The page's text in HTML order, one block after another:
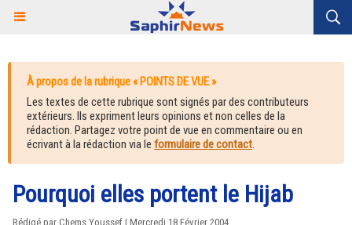
À propos de la rubrique « POINTS DE VUE »
Les textes de cette rubrique sont signés par des contributeurs
extérieurs. Ils expriment leurs opinions et non celles de la
rédaction. Partagez votre point de vue en commentaire ou en
écrivant à la rédaction via le formulaire de contact.
Pourquoi elles portent le Hijab
Rédigé par Chems Youssef | Mercredi 18 Février 2004